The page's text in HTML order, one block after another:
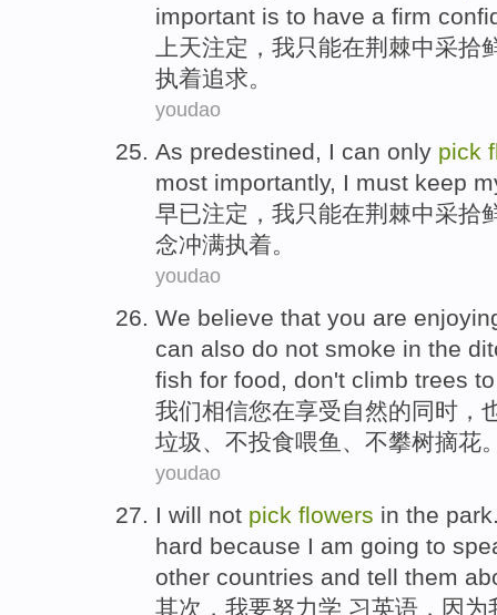
important is to have a firm
上天注定 ， 我只能在荆棘中采拾
执着追求。
youdao
As predestined, I can only pick
most importantly, I must keep
早已注定， 我只能在荆棘中采拾
念冲满执着。
youdao
We believe that you are
can also do not smoke in the
fish for food, don't climb trees
我们相信您在享受自然的同时 ，
垃圾、不投食喂鱼 、 不攀树摘花
youdao
I will not pick flowers in the
hard because I am going to
other countries and tell them
其次 ， 我要努力学 习英语 ， 因为